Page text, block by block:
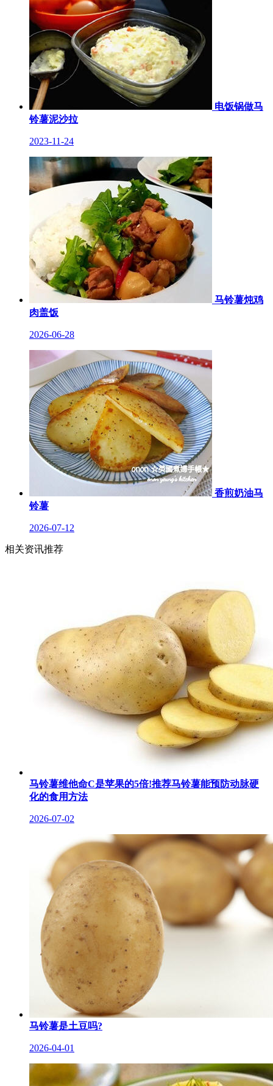
电饭锅做马
铃薯泥沙拉
2023-11-24
马铃薯炖鸡
肉盖饭
2026-06-28
香煎奶油马
铃薯
2026-07-12
相关资讯推荐
马铃薯维他命C是苹果的5倍!推荐马铃薯能预防动脉硬
化的食用方法
2026-07-02
马铃薯是土豆吗?
2026-04-01